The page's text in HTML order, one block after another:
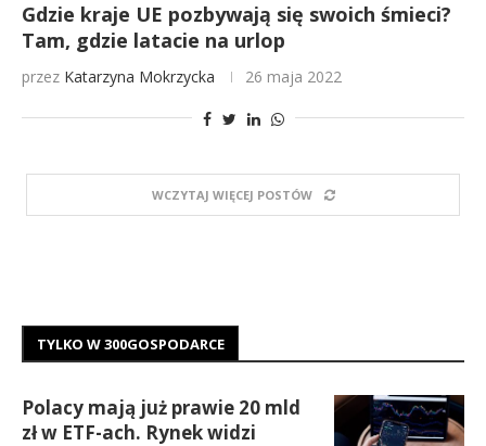
Gdzie kraje UE pozbywają się swoich śmieci?
Tam, gdzie latacie na urlop
przez Katarzyna Mokrzycka 26 maja 2022
WCZYTAJ WIĘCEJ POSTÓW
TYLKO W 300GOSPODARCE
Polacy mają już prawie 20 mld
zł w ETF-ach. Rynek widzi